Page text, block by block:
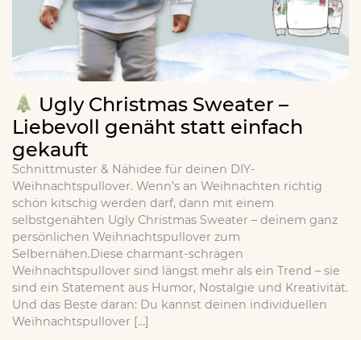
Ugly Christmas Sweater –
Liebevoll genäht statt einfach
gekauft
Schnittmuster & Nähidee für deinen DIY-
Weihnachtspullover. Wenn’s an Weihnachten richtig
schön kitschig werden darf, dann mit einem
selbstgenähten Ugly Christmas Sweater – deinem ganz
persönlichen Weihnachtspullover zum
Selbernähen.Diese charmant-schrägen
Weihnachtspullover sind längst mehr als ein Trend – sie
sind ein Statement aus Humor, Nostalgie und Kreativität.
Und das Beste daran: Du kannst deinen individuellen
Weihnachtspullover […]